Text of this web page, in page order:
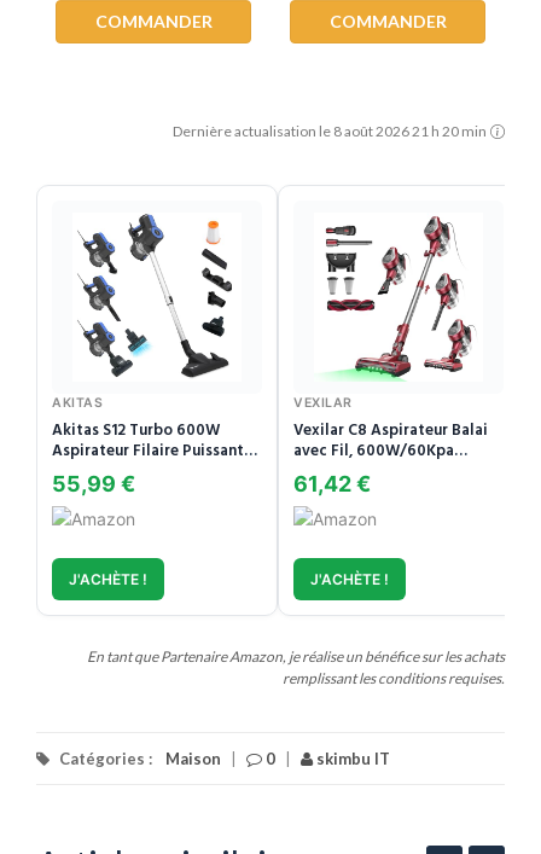
COMMANDER COMMANDER
Dernière actualisation le 8 août 2026 21 h 20 min
AKITAS
Akitas S12 Turbo 600W
Aspirateur Filaire Puissant
17 kPa d'aspiration
55,99 €
J'ACHÈTE !
VEXILAR
Vexilar C8 Aspirateur Balai
avec Fil, 600W/60Kpa
Aspirateur Balai Puissant
avec Recharge Murale, Cable
de 7 m, Brosse Anti-
Emmêlement,1,5L Aspirateur
Balai pour Tapis,Sols
Durs,Poils d'animau
61,42 €
J'ACHÈTE !
En tant que Partenaire Amazon, je réalise un bénéfice sur les achats
remplissant les conditions requises.
Catégories : Maison 0 skimbu IT